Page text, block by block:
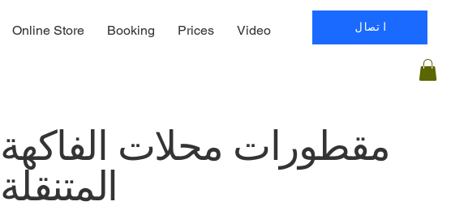
Online Store Booking Prices Video اتصال
مقطورات محلات الفاكهة
المتنقلة